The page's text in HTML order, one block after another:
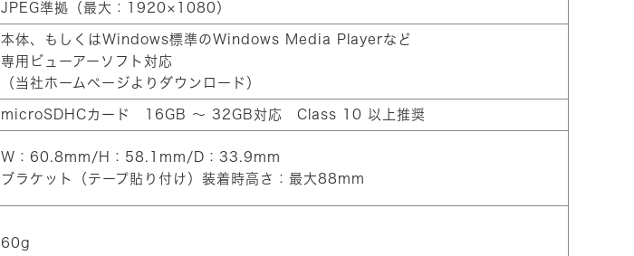
JPEG準拠（最大：1920×1080）
本体、もしくはWindows標準のWindows Media Playerなど
専用ビューアーソフト対応
（当社ホームページよりダウンロード）
microSDHCカード 16GB ～ 32GB対応 Class 10 以上推奨
W：60.8mm/H：58.1mm/D：33.9mm
ブラケット（テープ貼り付け）装着時高さ：最大88mm
60g